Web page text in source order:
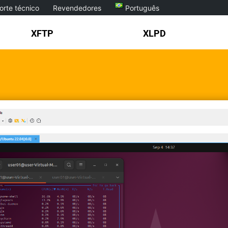
técnico Revendedores Português
XFTP XLPD